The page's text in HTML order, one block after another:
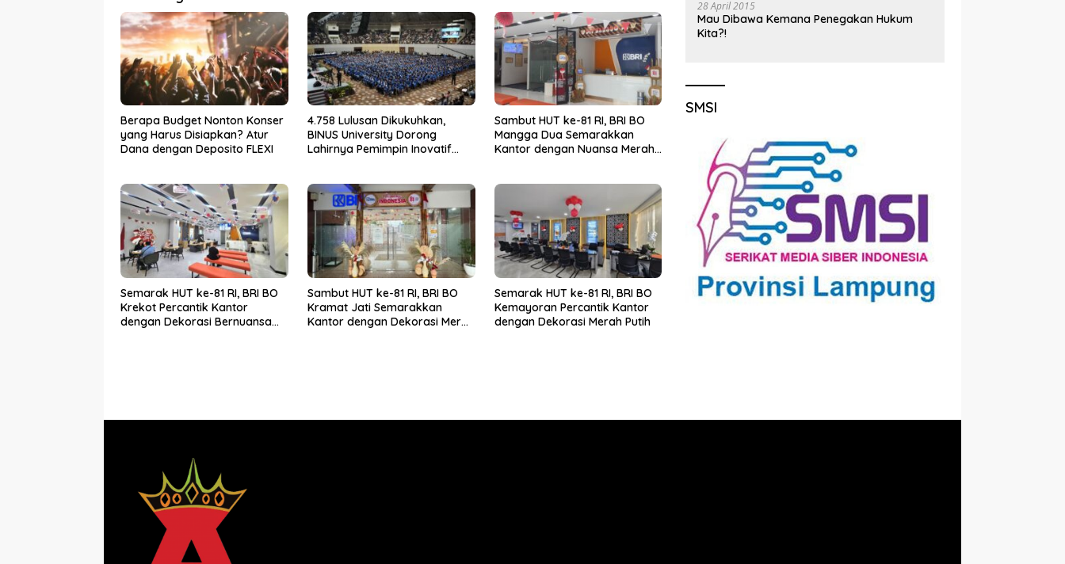
Berapa Budget Nonton Konser
yang Harus Disiapkan? Atur
Dana dengan Deposito FLEXI
4.758 Lulusan Dikukuhkan,
BINUS University Dorong
Lahirnya Pemimpin Inovatif
Sambut HUT ke-81 RI, BRI BO
Mangga Dua Semarakkan
Kantor dengan Nuansa Merah
Semarak HUT ke-81 RI, BRI BO
Krekot Percantik Kantor
dengan Dekorasi Bernuansa
Sambut HUT ke-81 RI, BRI BO
Kramat Jati Semarakkan
Kantor dengan Dekorasi Merah
Semarak HUT ke-81 RI, BRI BO
Kemayoran Percantik Kantor
dengan Dekorasi Merah Putih
28 April 2015
Mau Dibawa Kemana Penegakan Hukum
Kita?!
SMSI